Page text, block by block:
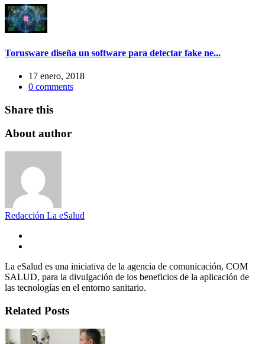
Torusware diseña un software para detectar fake ne...
17 enero, 2018
0 comments
Share this
About author
Redacción La eSalud
La eSalud es una iniciativa de la agencia de comunicación, COM
SALUD, para la divulgación de los beneficios de la aplicación de
las tecnologías en el entorno sanitario.
Related Posts